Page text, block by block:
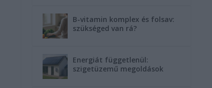
B-vitamin komplex és folsav:
szükséged van rá?
Energiát függetlenül:
szigetüzemű megoldások